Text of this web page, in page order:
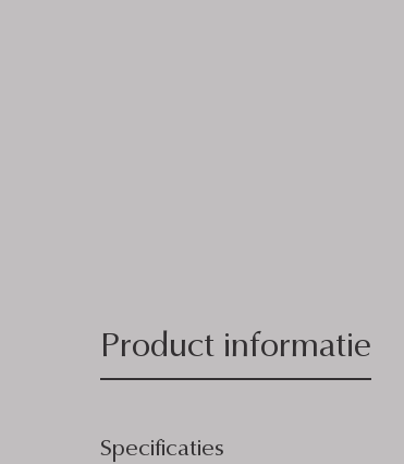
Product informatie
Specificaties